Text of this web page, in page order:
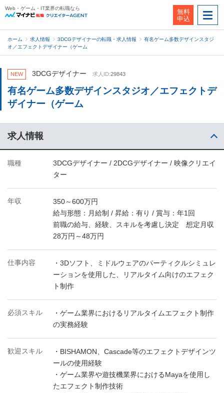
Web・ゲーム・IT業界の転職なら
無料
申込
ホーム 求人情報 3DCGデザイナーの転職・求人情報
有名ゲーム多数デザインスタジ
オ／エフェクトデザイナー（ゲーム
NEW 3DCGデザイナー 求人ID:29843
有名ゲーム多数デザインスタジオ／エフェクトデ
ザイナー（ゲーム
求人情報
職種
3DCGデザイナー / 2DCGデザイナー / 映像クリエイ
ター
年収
350～600万円
給与形態：月給制 / 昇給：有り / 賞与：年1回
前職の給与、経験、スキルを考慮し決定 想定月収
28万円～48万円
仕事内容
・3Dソフト、ミドルウェアのパーティクルシミュレ
ーションを使用した、リアルタイム向けのエフェク
ト制作
必須スキル
・ゲーム業界におけるリアルタイムエフェクト制作
の実務経験
歓迎スキル
・BISHAMON、Cascade等のエフェクトデザインツ
ールの使用経験
・ゲーム業界や遊技機業界におけるMayaを使用し
たエフェクト制作技術